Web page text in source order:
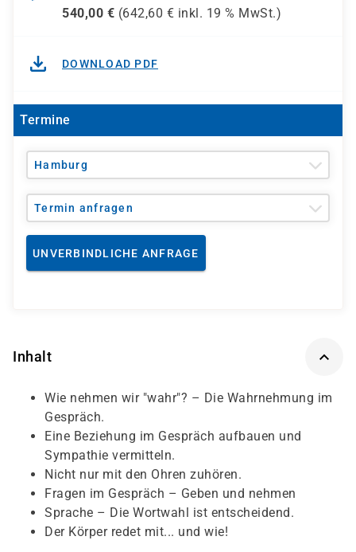
540,00 € (642,60 € inkl. 19 % MwSt.)
DOWNLOAD PDF
Termine
Hamburg
Termin anfragen
UNVERBINDLICHE ANFRAGE
Inhalt
Wie nehmen wir "wahr"? – Die Wahrnehmung im
Gespräch.
Eine Beziehung im Gespräch aufbauen und
Sympathie vermitteln.
Nicht nur mit den Ohren zuhören.
Fragen im Gespräch – Geben und nehmen
Sprache – Die Wortwahl ist entscheidend.
Der Körper redet mit... und wie!